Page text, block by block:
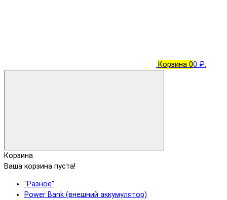
Корзина 00 ₽.
Корзина
Ваша корзина пуста!
"Разное"
Power Bank (внешний аккумулятор)